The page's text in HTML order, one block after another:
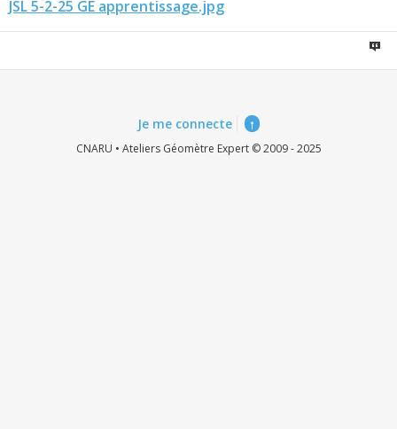
JSL 5-2-25 GE apprentissage.jpg
Je me connecte ↑
CNARU • Ateliers Géomètre Expert © 2009 - 2025